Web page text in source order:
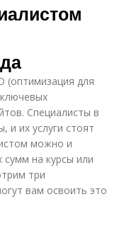
(оптимизация для
Специалисты в
и их услуги стоят
можно и
на курсы или
три
вам освоить это